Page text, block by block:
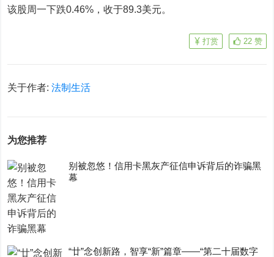
该股周一下跌0.46%，收于89.3美元。
22 赞
打赏
关于作者:法制生活
为您推荐
别被忽悠！信用卡黑灰产征信申诉背后的诈骗黑
幕
“廿”念创新路，智享“新”篇章——“第二十届数字